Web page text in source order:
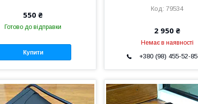
550 ₴
Готово до відправки
Купити
79534
2 950 ₴
Немає в наявності
+380 (98) 455-52-85